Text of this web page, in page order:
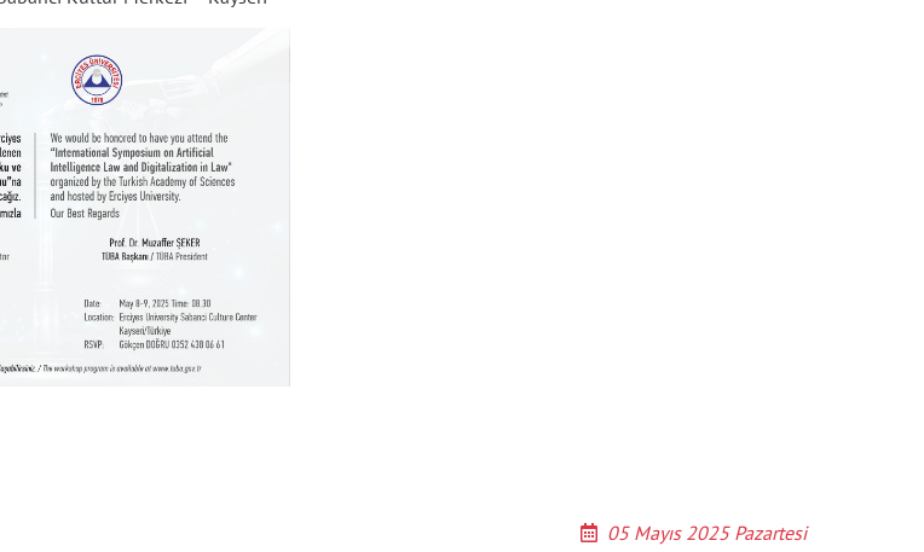
05 Mayıs 2025 Pazartesi